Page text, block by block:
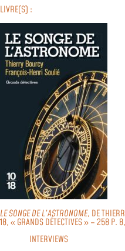
LIVRE(S) :
LE SONGE DE L’ASTRONOME, DE
18, « GRANDS DÉTECTIVES » – 258 P.
INTERVIEWS